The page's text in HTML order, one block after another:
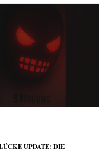
UPDATE: DIE